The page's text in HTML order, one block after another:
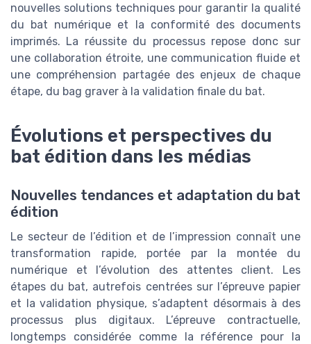
nouvelles solutions techniques pour garantir la qualité
du bat numérique et la conformité des documents
imprimés. La réussite du processus repose donc sur
une collaboration étroite, une communication fluide et
une compréhension partagée des enjeux de chaque
étape, du bag graver à la validation finale du bat.
Évolutions et perspectives du
bat édition dans les médias
Nouvelles tendances et adaptation du bat
édition
Le secteur de l’édition et de l’impression connaît une
transformation rapide, portée par la montée du
numérique et l’évolution des attentes client. Les
étapes du bat, autrefois centrées sur l’épreuve papier
et la validation physique, s’adaptent désormais à des
processus plus digitaux. L’épreuve contractuelle,
longtemps considérée comme la référence pour la